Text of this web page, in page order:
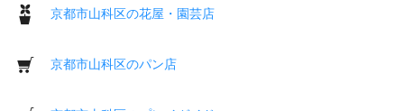
京都市山科区の花屋・園芸店
京都市山科区のパン店